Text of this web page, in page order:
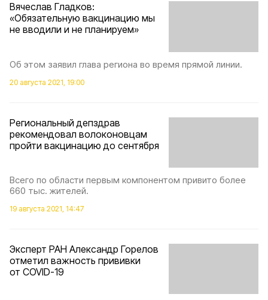
Вячеслав Гладков:
«Обязательную вакцинацию мы
не вводили и не планируем»
Об этом заявил глава региона во время прямой линии.
20 августа 2021, 19:00
Региональный депздрав
рекомендовал волоконовцам
пройти вакцинацию до сентября
Всего по области первым компонентом привито более
660 тыс. жителей.
19 августа 2021, 14:47
Эксперт РАН Александр Горелов
отметил важность прививки
от COVID-19